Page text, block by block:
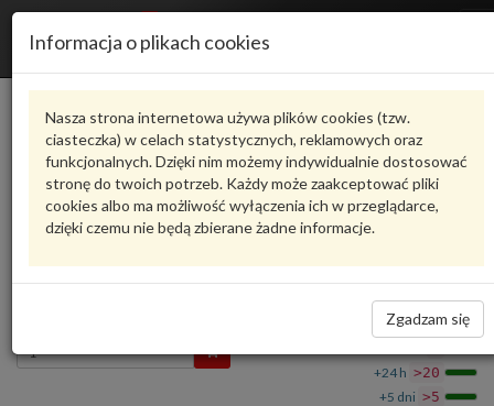
Informacja o plikach cookies
Nasza strona internetowa używa plików cookies (tzw.
ciasteczka) w celach statystycznych, reklamowych oraz
funkcjonalnych. Dzięki nim możemy indywidualnie dostosować
stronę do twoich potrzeb. Każdy może zaakceptować pliki
cookies albo ma możliwość wyłączenia ich w przeglądarce,
dzięki czemu nie będą zbierane żadne informacje.
Zgadzam się
Karta produktu
4M0807158F9B9VAG
VAG - produkt oryginalny VW AUDI SEAT SKODA
Kierownica powietrza czerń satynowa
4M0807158F9B9 VAG
ilość
Dostępność
+24 h >20
+5 dni >5